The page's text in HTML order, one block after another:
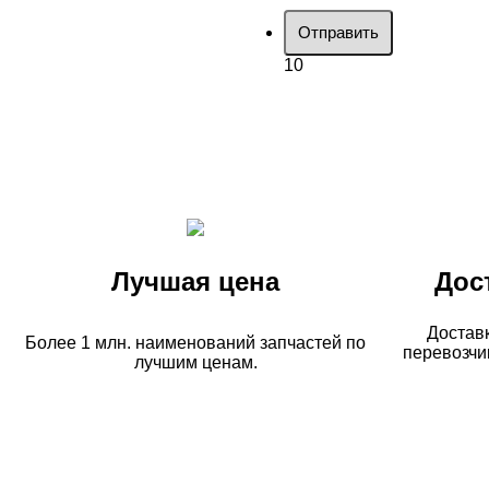
Отправить
10
Лучшая цена
Более 1 млн. наименований запчастей по
лучшим ценам.